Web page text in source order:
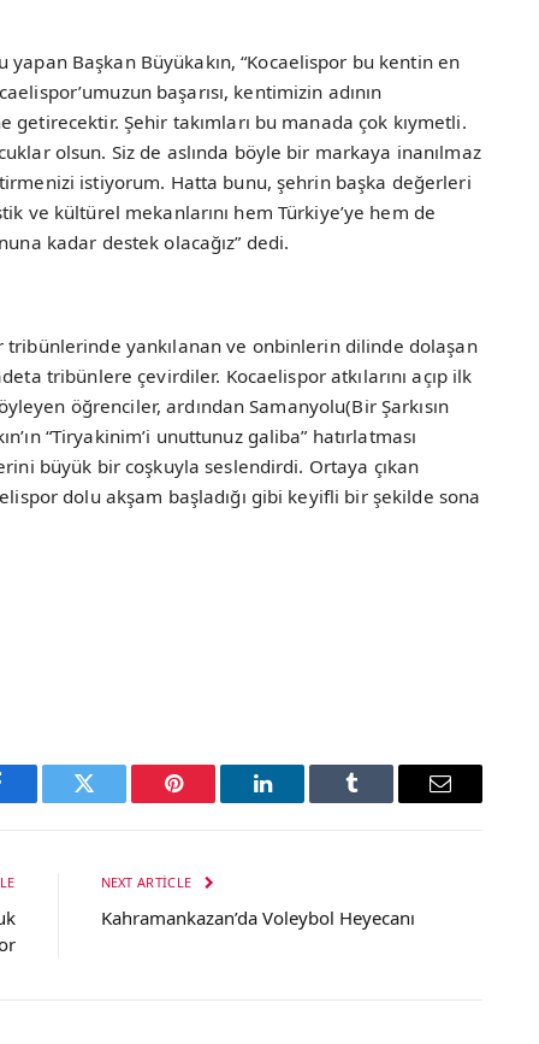
Başkan Büyükakın, “Kocaelispor bu kentin en
başarısı, kentimizin adının
getirecektir. Şehir takımları bu manada çok kıymetli.
olsun. Siz de aslında böyle bir markaya inanılmaz
istiyorum. Hatta bunu, şehrin başka değerleri
ve kültürel mekanlarını hem Türkiye’ye hem de
kadar destek olacağız” dedi.
tribünlerinde yankılanan ve onbinlerin dilinde dolaşan
tribünlere çevirdiler. Kocaelispor atkılarını açıp ilk
öğrenciler, ardından Samanyolu(Bir Şarkısın
“Tiryakinim’i unuttunuz galiba” hatırlatması
büyük bir coşkuyla seslendirdi. Ortaya çıkan
dolu akşam başladığı gibi keyifli bir şekilde sona
Twitter Pinterest LinkedIn Tumblr Email
NEXT ARTICLE
Kahramankazan’da Voleybol Heyecanı